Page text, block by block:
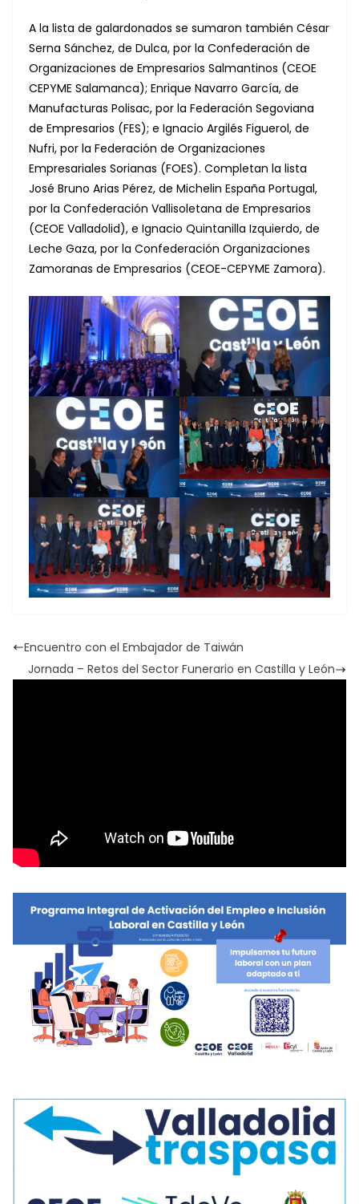
A la lista de galardonados se sumaron también César
Serna Sánchez, de Dulca, por la Confederación de
Organizaciones de Empresarios Salmantinos (CEOE
CEPYME Salamanca); Enrique Navarro García, de
Manufacturas Polisac, por la Federación Segoviana
de Empresarios (FES); e Ignacio Argilés Figuerol, de
Nufri, por la Federación de Organizaciones
Empresariales Sorianas (FOES). Completan la lista
José Bruno Arias Pérez, de Michelin España Portugal,
por la Confederación Vallisoletana de Empresarios
(CEOE Valladolid), e Ignacio Quintanilla Izquierdo, de
Leche Gaza, por la Confederación Organizaciones
Zamoranas de Empresarios (CEOE-CEPYME Zamora).
Encuentro con el Embajador de Taiwán
Jornada – Retos del Sector Funerario en Castilla y León